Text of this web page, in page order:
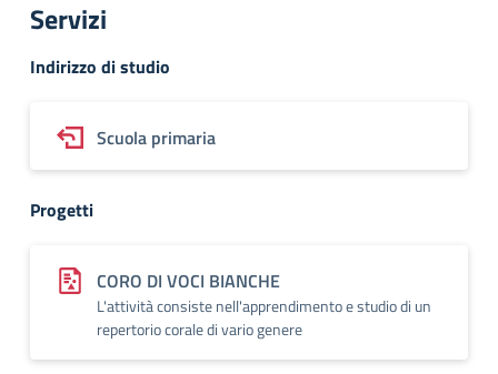
Servizi
Indirizzo di studio
Scuola primaria
Progetti
CORO DI VOCI BIANCHE
L'attività consiste nell'apprendimento e studio di un
repertorio corale di vario genere